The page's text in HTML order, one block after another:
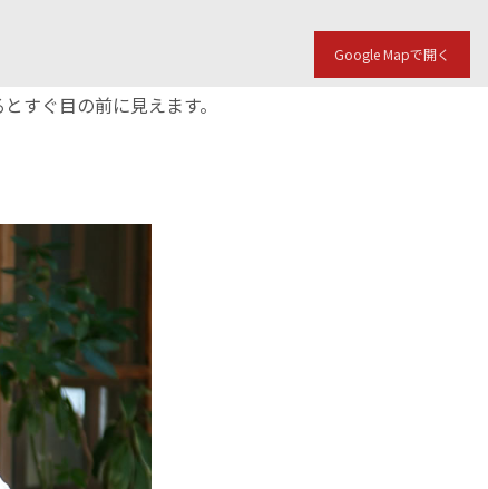
Google Mapで開く
すぐ目の前に見えます。